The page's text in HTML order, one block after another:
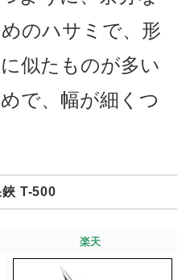
のハサミで、形
似たものが多い
で、幅が細くつ
T-500
楽天